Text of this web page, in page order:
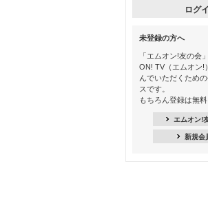
Official髭男dism特集
よりぬき! この夏聴き
グメドレー【歌詞入
21:00
季節を感じよう! シー
-8月編-【歌詞入り】
ージックビデオ特集
ログ
未登録の方へ
「エムオン!友の会
ON! TV（エムオン!
んでいただくため
スです。
もちろん登録は無料
エムオン!
新規会